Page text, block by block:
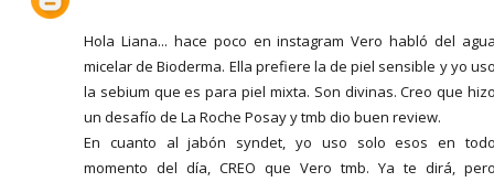
Hola Liana... hace poco en instagram Vero habló del
micelar de Bioderma. Ella prefiere la de piel sensible y yo
la sebium que es para piel mixta. Son divinas. Creo que
un desafío de La Roche Posay y tmb dio buen review.
En cuanto al jabón syndet, yo uso solo esos en
momento del día, CREO que Vero tmb. Ya te dirá,